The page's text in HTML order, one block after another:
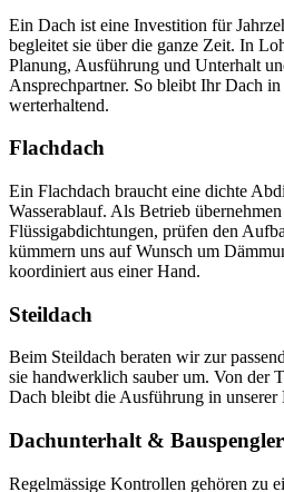
Ein Dach ist eine Investition für
begleitet sie über die ganze Zeit. In
Planung, Ausführung und Unterhalt
Ansprechpartner. So bleibt Ihr Dach
werterhaltend.
Flachdach
Ein Flachdach braucht eine dichte
Wasserablauf. Als Betrieb
Flüssigabdichtungen, prüfen den
kümmern uns auf Wunsch um
koordiniert aus einer Hand.
Steildach
Beim Steildach beraten wir zur
sie handwerklich sauber um. Von der
Dach bleibt die Ausführung in unserer
Dachunterhalt &
Regelmässige Kontrollen gehören zu